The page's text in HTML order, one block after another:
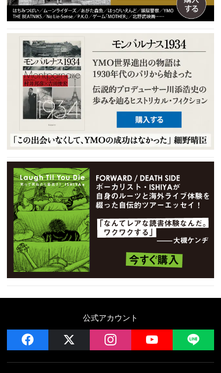
公式アカウント
facebook instagram YouTube